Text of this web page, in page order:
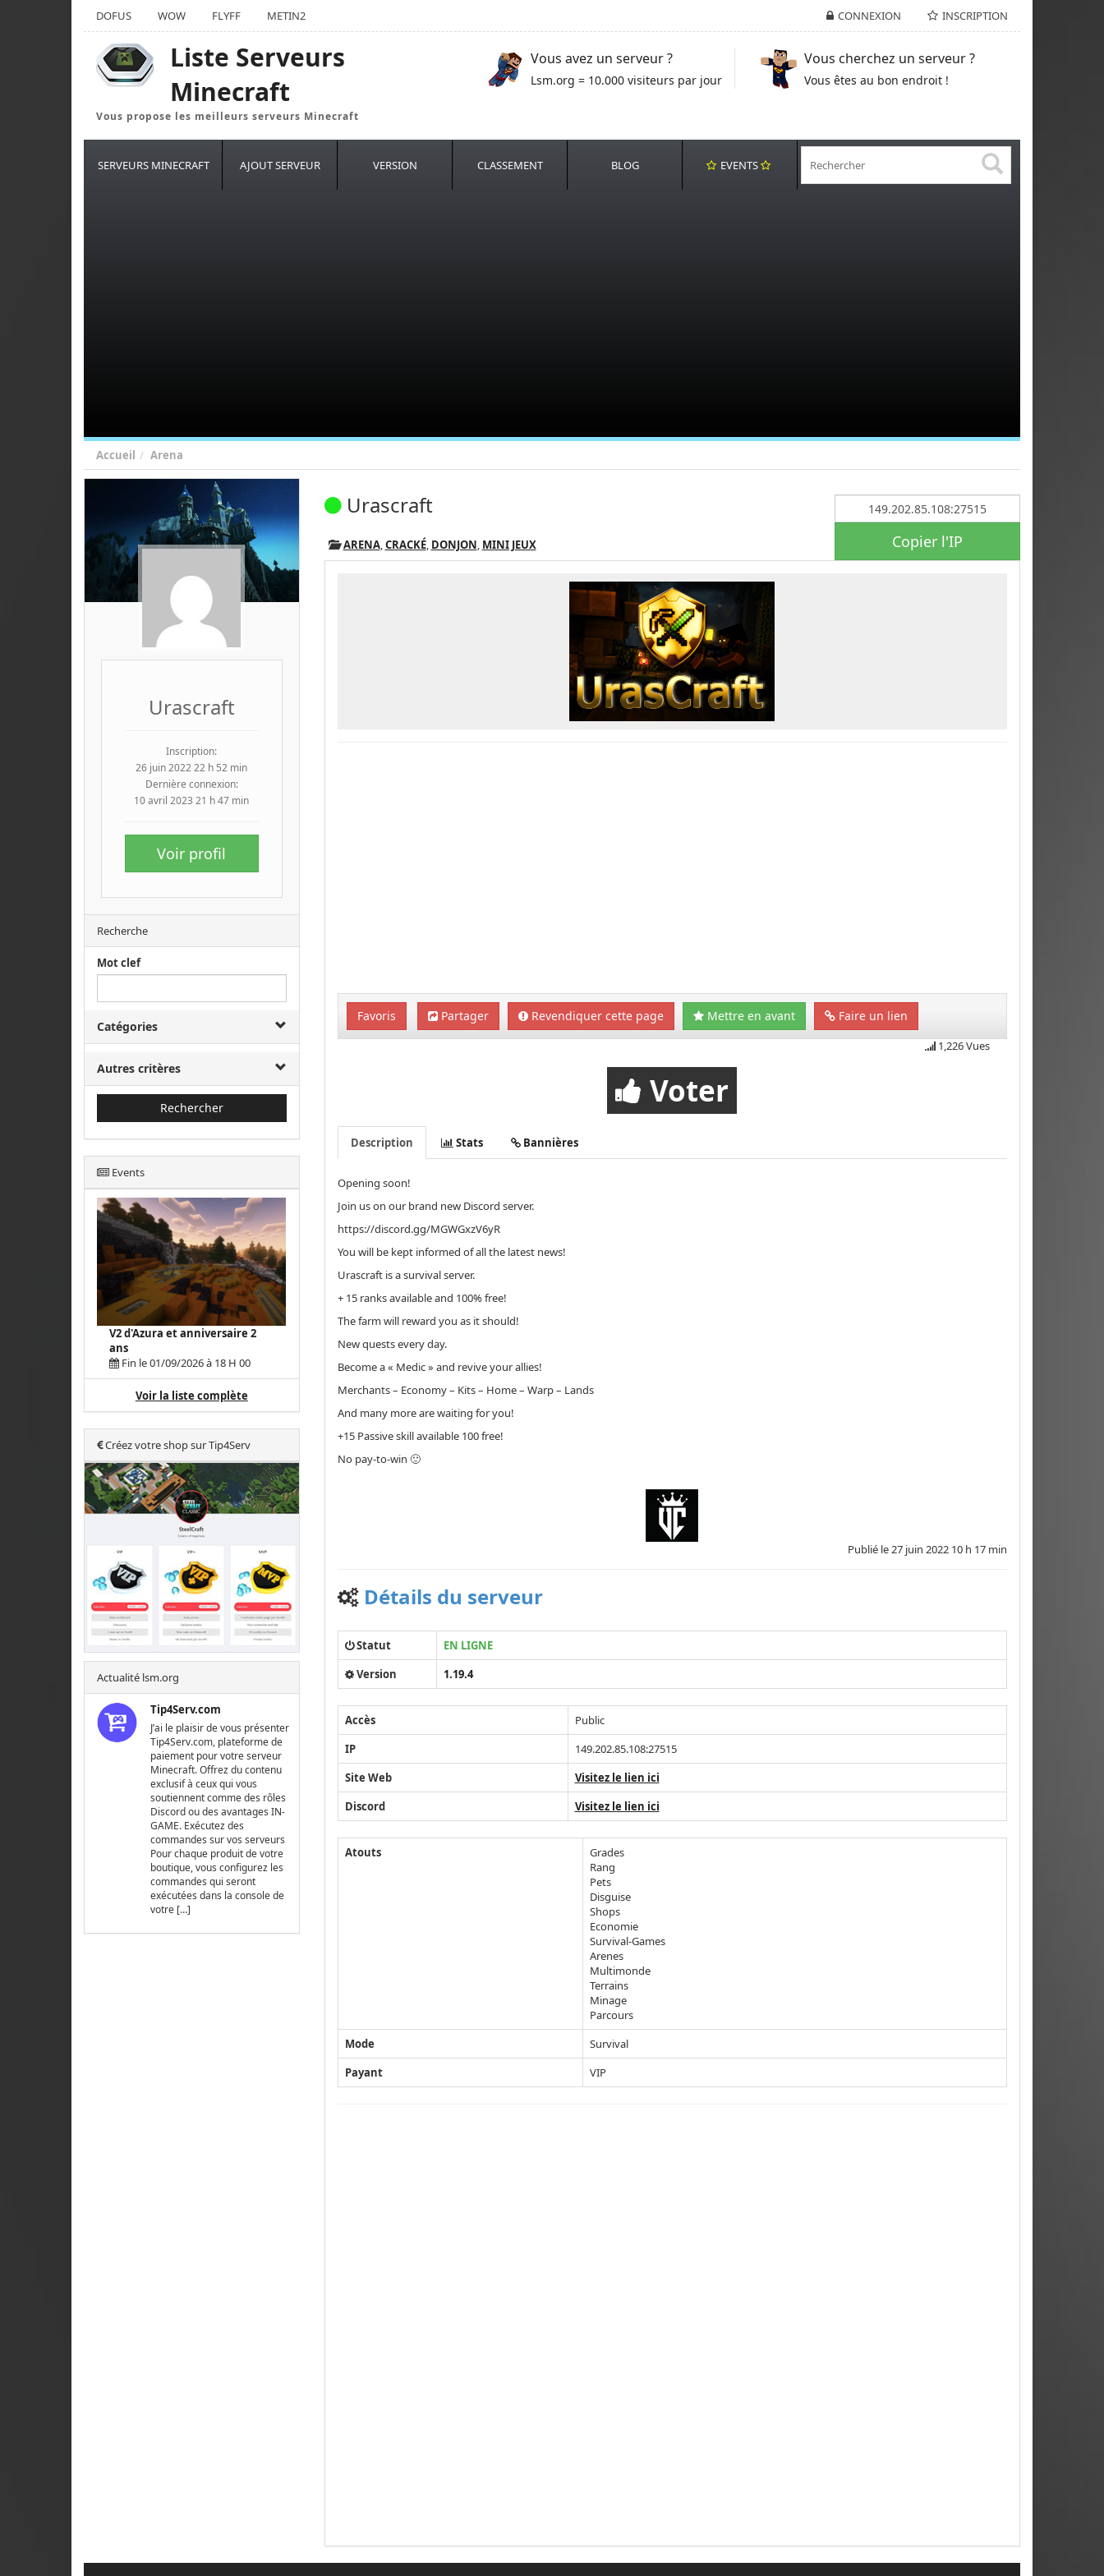
CONNEXION INSCRIPTION
DOFUS WOW FLYFF METIN2
Liste Serveurs
Minecraft
Vous propose les meilleurs serveurs Minecraft
Vous avez un serveur ?
Lsm.org = 10.000 visiteurs par jour
Vous cherchez un serveur ?
Vous êtes au bon endroit !
SERVEURS MINECRAFT AJOUT SERVEUR VERSION CLASSEMENT BLOG EVENTS
Accueil Arena
Urascraft
Inscription:
26 juin 2022 22 h 52 min
Dernière connexion:
10 avril 2023 21 h 47 min
Voir profil
Recherche
Mot clef
Catégories
Autres critères
Rechercher
Events
V2 d'Azura et anniversaire 2
ans
Fin le 01/09/2026 à 18 H 00
Voir la liste complète
Créez votre shop sur Tip4Serv
Actualité lsm.org
Tip4Serv.com
J’ai le plaisir de vous présenter
Tip4Serv.com, plateforme de
paiement pour votre serveur
Minecraft. Offrez du contenu
exclusif à ceux qui vous
soutiennent comme des rôles
Discord ou des avantages IN-
GAME. Exécutez des
commandes sur vos serveurs
Pour chaque produit de votre
boutique, vous configurez les
commandes qui seront
exécutées dans la console de
votre […]
Copier l'IP
Urascraft
ARENA,CRACKÉ, DONJON, MINI JEUX
Favoris Partager Revendiquer cette page Mettre en avant Faire un lien
1,226 Vues
Voter
Description Stats Bannières
Opening soon!
Join us on our brand new Discord server.
https://discord.gg/MGWGxzV6yR
You will be kept informed of all the latest news!
Urascraft is a survival server.
+ 15 ranks available and 100% free!
The farm will reward you as it should!
New quests every day.
Become a « Medic » and revive your allies!
Merchants – Economy – Kits – Home – Warp – Lands
And many more are waiting for you!
+15 Passive skill available 100 free!
No pay-to-win 🙂
Publié le27 juin 2022 10 h 17 min
Détails du serveur
Statut
EN LIGNE
Version
1.19.4
Accès
Public
IP
149.202.85.108:27515
Site Web
Visitez le lien ici
Discord
Visitez le lien ici
Atouts
Grades
Rang
Pets
Disguise
Shops
Economie
Survival-Games
Arenes
Multimonde
Terrains
Minage
Parcours
Mode
Survival
Payant
VIP